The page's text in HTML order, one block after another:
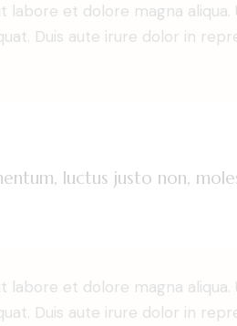
et dolore magna aliqua.
Duis aute irure dolor in
luctus justo non,
et dolore magna aliqua.
Duis aute irure dolor in